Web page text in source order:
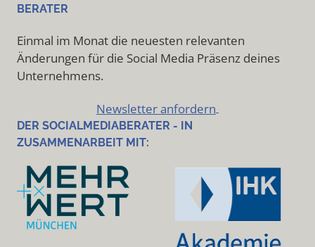
BERATER
Einmal im Monat die neuesten relevanten
Änderungen für die Social Media Präsenz deines
Unternehmens.
Newsletter anfordern
DER SOCIALMEDIABERATER - IN
ZUSAMMENARBEIT MIT: